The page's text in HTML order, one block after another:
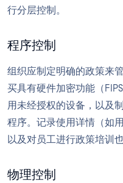
行分层控制。
程序控制
组织应制定明确的政策来
买具有硬件加密功能（
用未经授权的设备，以及
程序。记录使用详情（如
以及对员工进行政策培训
物理控制